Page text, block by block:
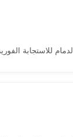
للاستجابة